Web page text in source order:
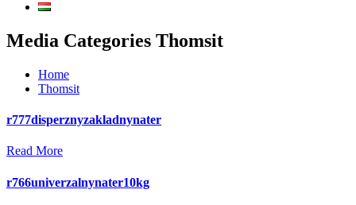
Media Categories Thomsit
Home
Thomsit
r777disperznyzakladnynater
Read More
r766univerzalnynater10kg